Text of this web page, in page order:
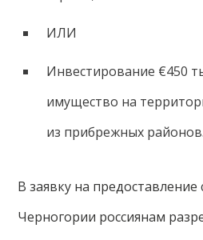
ИЛИ
Инвестирование €450
имущество на
из прибрежных районов.
В заявку на предоставление
Черногории россиянам